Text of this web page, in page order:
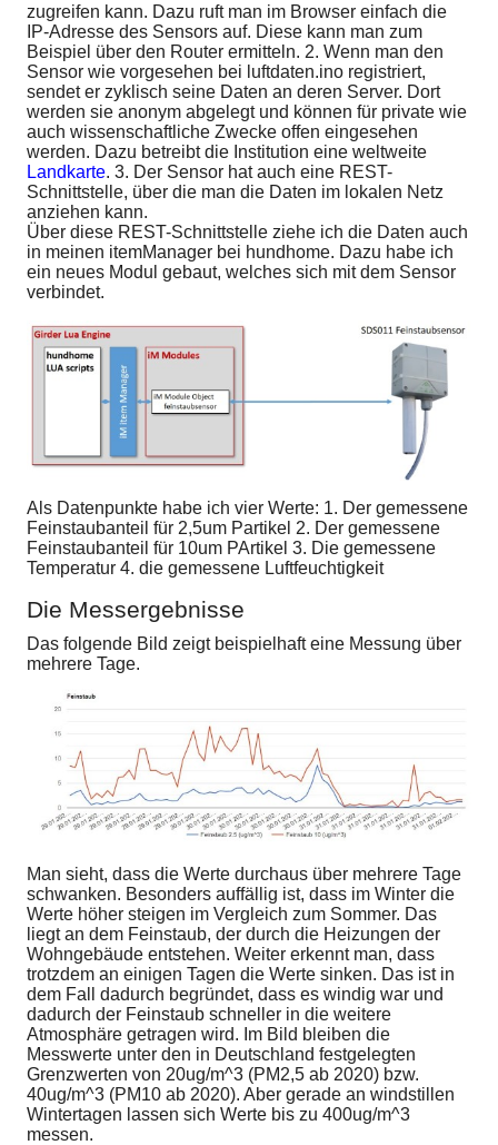
zugreifen kann. Dazu ruft man im Browser einfach die
IP-Adresse des Sensors auf. Diese kann man zum
Beispiel über den Router ermitteln. 2. Wenn man den
Sensor wie vorgesehen bei luftdaten.ino registriert,
sendet er zyklisch seine Daten an deren Server. Dort
werden sie anonym abgelegt und können für private wie
auch wissenschaftliche Zwecke offen eingesehen
werden. Dazu betreibt die Institution eine weltweite
Landkarte. 3. Der Sensor hat auch eine REST-
Schnittstelle, über die man die Daten im lokalen Netz
anziehen kann.
Über diese REST-Schnittstelle ziehe ich die Daten auch
in meinen itemManager bei hundhome. Dazu habe ich
ein neues Modul gebaut, welches sich mit dem Sensor
verbindet.
Als Datenpunkte habe ich vier Werte: 1. Der gemessene
Feinstaubanteil für 2,5um Partikel 2. Der gemessene
Feinstaubanteil für 10um PArtikel 3. Die gemessene
Temperatur 4. die gemessene Luftfeuchtigkeit
Die Messergebnisse
Das folgende Bild zeigt beispielhaft eine Messung über
mehrere Tage.
Man sieht, dass die Werte durchaus über mehrere Tage
schwanken. Besonders auffällig ist, dass im Winter die
Werte höher steigen im Vergleich zum Sommer. Das
liegt an dem Feinstaub, der durch die Heizungen der
Wohngebäude entstehen. Weiter erkennt man, dass
trotzdem an einigen Tagen die Werte sinken. Das ist in
dem Fall dadurch begründet, dass es windig war und
dadurch der Feinstaub schneller in die weitere
Atmosphäre getragen wird. Im Bild bleiben die
Messwerte unter den in Deutschland festgelegten
Grenzwerten von 20ug/m^3 (PM2,5 ab 2020) bzw.
40ug/m^3 (PM10 ab 2020). Aber gerade an windstillen
Wintertagen lassen sich Werte bis zu 400ug/m^3
messen.